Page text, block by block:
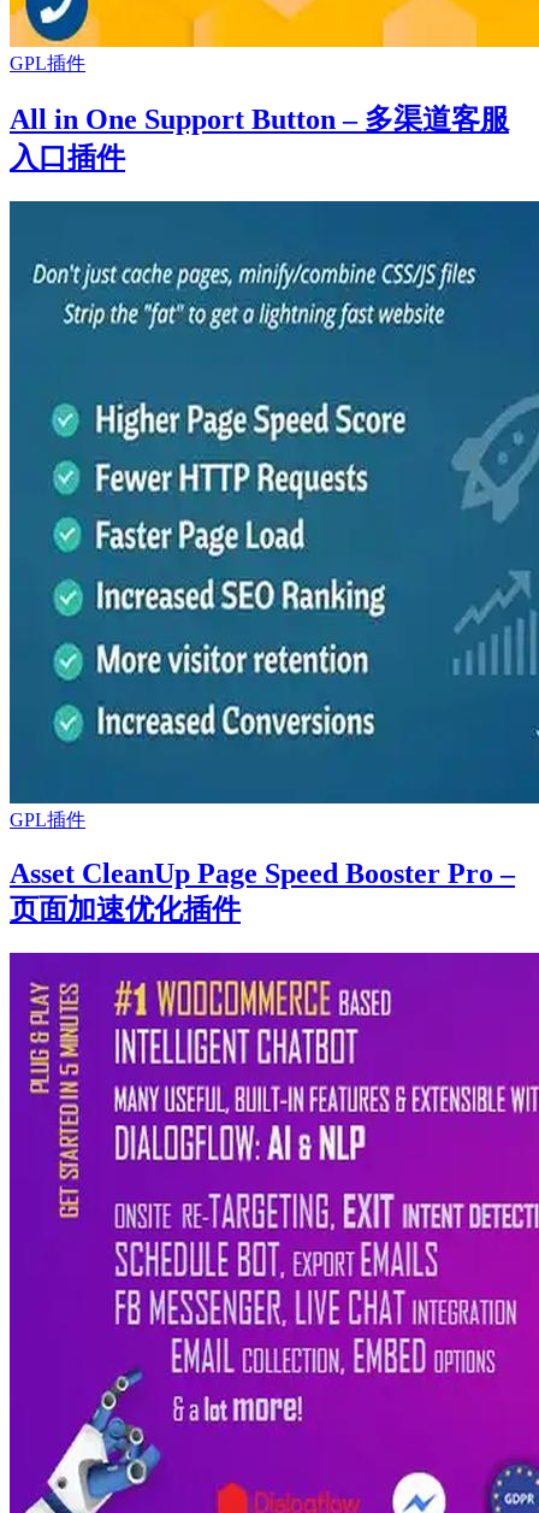
GPL插件
All in One Support Button – 多渠道客服
入口插件
GPL插件
Asset CleanUp Page Speed Booster Pro –
页面加速优化插件